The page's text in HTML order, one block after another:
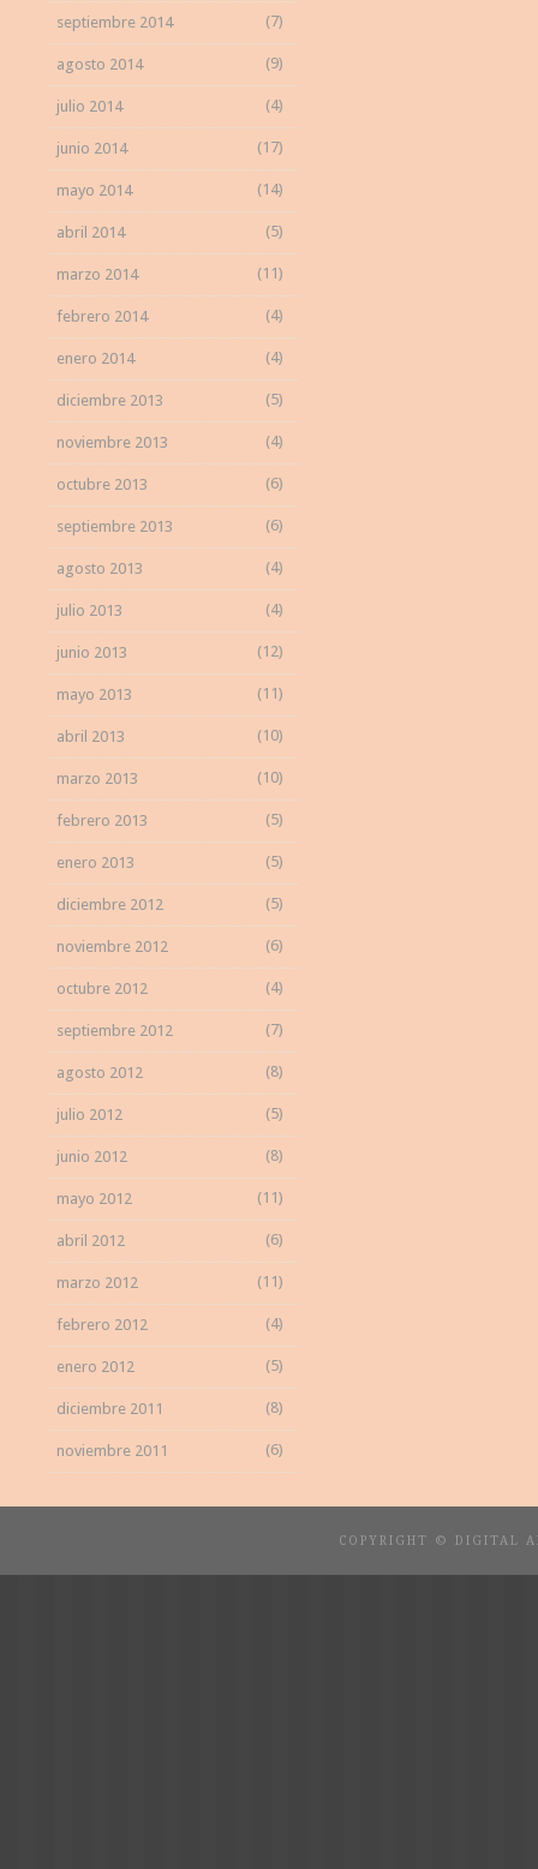
septiembre 2014 (7)
agosto 2014 (9)
julio 2014 (4)
junio 2014 (17)
mayo 2014 (14)
abril 2014 (5)
marzo 2014 (11)
febrero 2014 (4)
enero 2014 (4)
diciembre 2013 (5)
noviembre 2013 (4)
octubre 2013 (6)
septiembre 2013 (6)
agosto 2013 (4)
julio 2013 (4)
junio 2013 (12)
mayo 2013 (11)
abril 2013 (10)
marzo 2013 (10)
febrero 2013 (5)
enero 2013 (5)
diciembre 2012 (5)
noviembre 2012 (6)
octubre 2012 (4)
septiembre 2012 (7)
agosto 2012 (8)
julio 2012 (5)
junio 2012 (8)
mayo 2012 (11)
abril 2012 (6)
marzo 2012 (11)
febrero 2012 (4)
enero 2012 (5)
diciembre 2011 (8)
noviembre 2011 (6)
COPYRIGHT © DIGITAL